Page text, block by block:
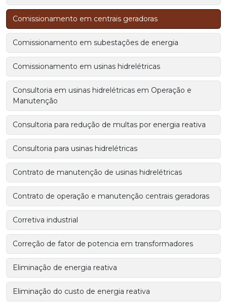
Comissionamento em centrais geradoras
Comissionamento em subestações de energia
Comissionamento em usinas hidrelétricas
Consultoria em usinas hidrelétricas em Operação e
Manutenção
Consultoria para redução de multas por energia reativa
Consultoria para usinas hidrelétricas
Contrato de manutenção de usinas hidrelétricas
Contrato de operação e manutenção centrais geradoras
Corretiva industrial
Correção de fator de potencia em transformadores
Eliminação de energia reativa
Eliminação do custo de energia reativa